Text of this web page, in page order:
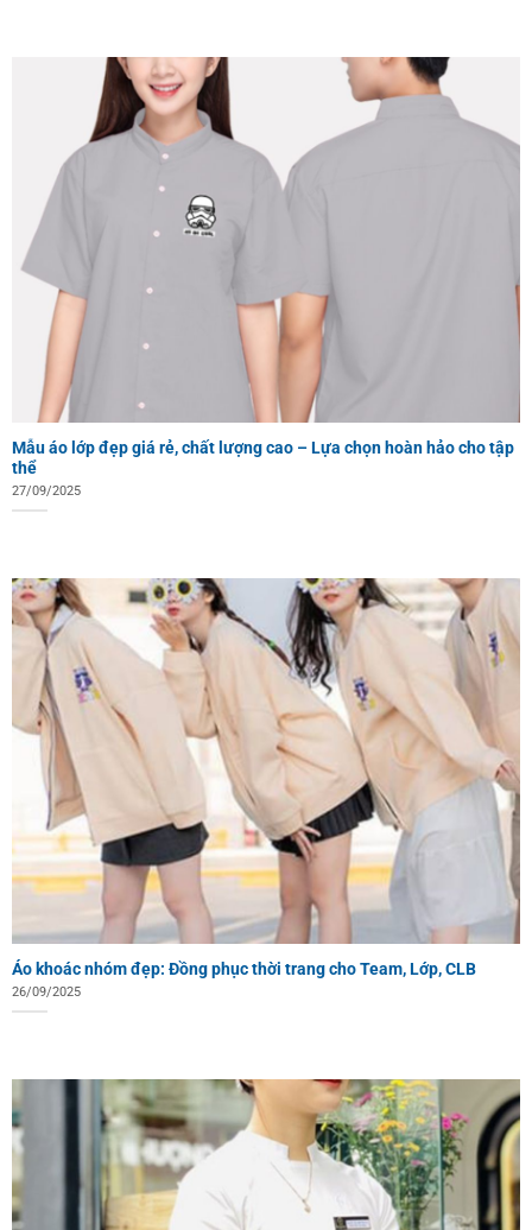
Mẫu áo lớp đẹp giá rẻ, chất lượng cao – Lựa chọn hoàn hảo cho tập
thể
27/09/2025
Áo khoác nhóm đẹp: Đồng phục thời trang cho Team, Lớp, CLB
26/09/2025